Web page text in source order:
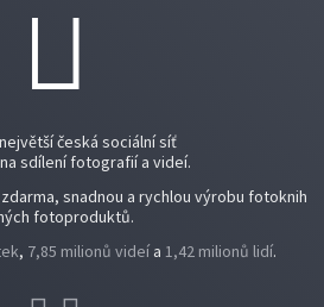
česká sociální síť
sdílení fotografií a videí.
snadnou a rychlou výrobu fotoknih
fotoproduktů.
, 7,85 milionů videí a 1,42 milionů lidí.